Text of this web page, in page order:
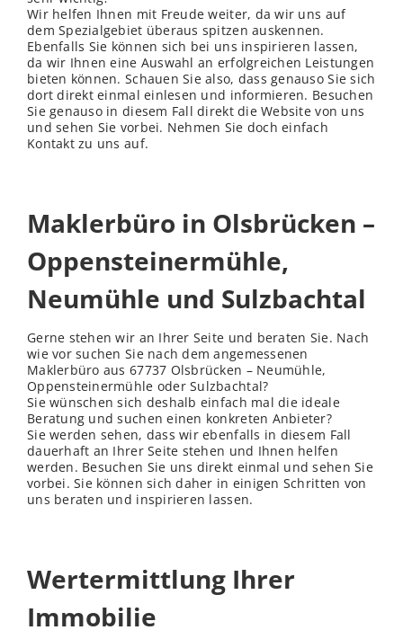
Wir helfen Ihnen mit Freude weiter, da wir uns auf
dem Spezialgebiet überaus spitzen auskennen.
Ebenfalls Sie können sich bei uns inspirieren lassen,
da wir Ihnen eine Auswahl an erfolgreichen Leistungen
bieten können. Schauen Sie also, dass genauso Sie sich
dort direkt einmal einlesen und informieren. Besuchen
Sie genauso in diesem Fall direkt die Website von uns
und sehen Sie vorbei. Nehmen Sie doch einfach
Kontakt zu uns auf.
Maklerbüro in Olsbrücken –
Oppensteinermühle,
Neumühle und Sulzbachtal
Gerne stehen wir an Ihrer Seite und beraten Sie. Nach
wie vor suchen Sie nach dem angemessenen
Maklerbüro aus 67737 Olsbrücken – Neumühle,
Oppensteinermühle oder Sulzbachtal?
Sie wünschen sich deshalb einfach mal die ideale
Beratung und suchen einen konkreten Anbieter?
Sie werden sehen, dass wir ebenfalls in diesem Fall
dauerhaft an Ihrer Seite stehen und Ihnen helfen
werden. Besuchen Sie uns direkt einmal und sehen Sie
vorbei. Sie können sich daher in einigen Schritten von
uns beraten und inspirieren lassen.
Wertermittlung Ihrer
Immobilie